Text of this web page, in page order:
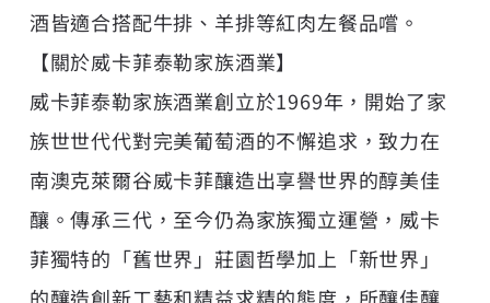
酒皆適合搭配牛排、羊排等紅肉左餐品嚐。
【關於威卡菲泰勒家族酒業】
威卡菲泰勒家族酒業創立於1969年，開始了家
族世世代代對完美葡萄酒的不懈追求，致力在
南澳克萊爾谷威卡菲釀造出享譽世界的醇美佳
釀。傳承三代，至今仍為家族獨立運營，威卡
菲獨特的「舊世界」莊園哲學加上「新世界」
的釀造創新工藝和精益求精的態度，所釀佳釀